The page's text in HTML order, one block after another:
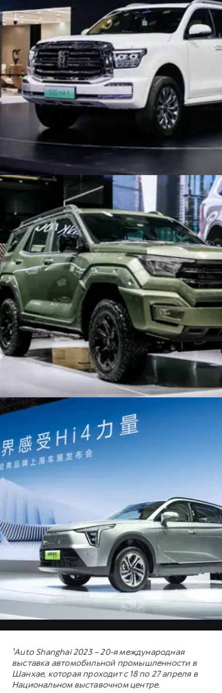
¹Auto Shanghai 2023 – 20-я международная
выставка автомобильной промышленности в
Шанхае, которая проходит с 18 по 27 апреля в
Национальном выставочном центре.